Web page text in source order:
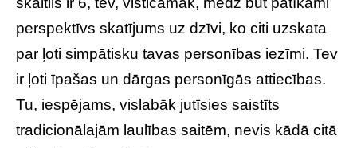
perspektīvs skatījums uz dzīvi, ko citi uzskata
par ļoti simpātisku tavas personības iezīmi. Tev
ir ļoti īpašas un dārgas personīgās attiecības.
Tu, iespējams, vislabāk jutīsies saistīts
tradicionālajām laulības saitēm, nevis kādā citā